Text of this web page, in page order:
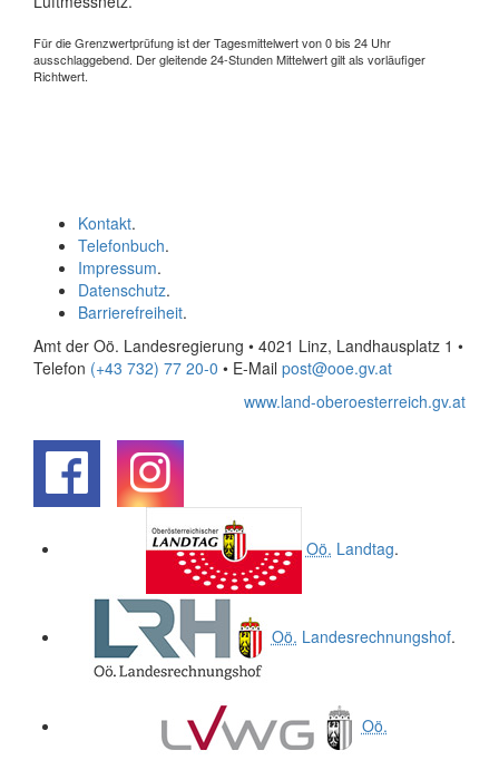
Für die Grenzwertprüfung ist der Tagesmittelwert von 0 bis 24 Uhr
ausschlaggebend. Der gleitende 24-Stunden Mittelwert gilt als vorläufiger
Richtwert.
Kontakt.
Telefonbuch.
Impressum.
Datenschutz.
Barrierefreiheit.
Amt der Oö. Landesregierung • 4021 Linz, Landhausplatz 1 •
Telefon (+43 732) 77 20-0 • E-Mail post@ooe.gv.at
www.land-oberoesterreich.gv.at
Oö. Landtag.
Oö. Landesrechnungshof.
Oö.